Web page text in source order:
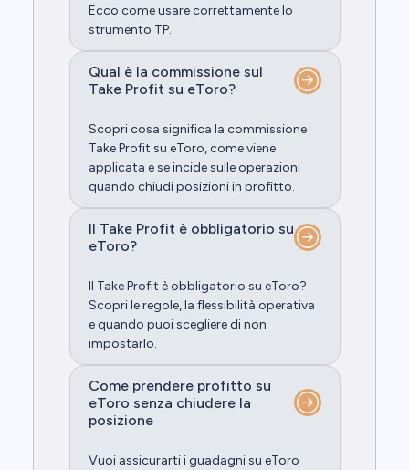
Ecco come usare correttamente lo
strumento TP.
Qual è la commissione sul
Take Profit su eToro?
Scopri cosa significa la commissione
Take Profit su eToro, come viene
applicata e se incide sulle operazioni
quando chiudi posizioni in profitto.
Il Take Profit è obbligatorio su
eToro?
Il Take Profit è obbligatorio su eToro?
Scopri le regole, la flessibilità operativa
e quando puoi scegliere di non
impostarlo.
Come prendere profitto su
eToro senza chiudere la
posizione
Vuoi assicurarti i guadagni su eToro